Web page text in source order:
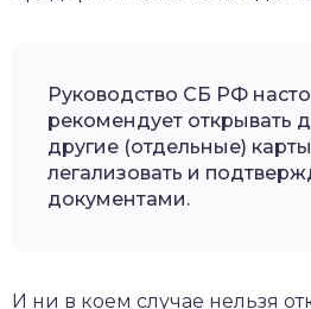
Руководство СБ РФ
рекомендует открывать
другие (отдельные)
легализовать и
документами.
И ни в коем случае нельзя